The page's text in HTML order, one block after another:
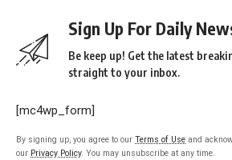
Sign Up For Daily
Be keep up! Get the latest
straight to your inbox.
[mc4wp_form]
By signing up, you agree to our Terms of Use and
our Privacy Policy. You may unsubscribe at any time.